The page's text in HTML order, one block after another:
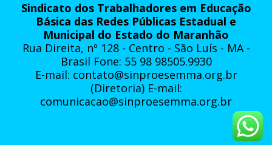
Sindicato dos Trabalhadores em Educação
Básica das Redes Públicas Estadual e
Municipal do Estado do Maranhão
Rua Direita, nº 128 - Centro - São Luís - MA -
Brasil Fone: 55 98 98505.9930
E-mail: contato@sinproesemma.org.br
(Diretoria) E-mail:
comunicacao@sinproesemma.org.br